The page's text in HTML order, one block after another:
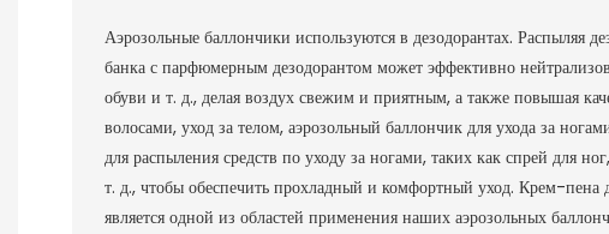
Аэрозольные баллончики используются в дезодорантах. Распыляя
банка с парфюмерным дезодорантом может эффективно
обуви и т. д., делая воздух свежим и приятным, а также повышая
волосами, уход за телом, аэрозольный баллончик для ухода за
для распыления средств по уходу за ногами, таких как спрей для
т. д., чтобы обеспечить прохладный и комфортный уход. Крем-пена
является одной из областей применения наших аэрозольных